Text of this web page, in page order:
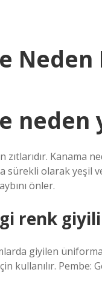
Neden
neden
zıtlarıdır. Kanama
sürekli olarak yeşil
önler.
renk
giyilen
kullanılır. Pembe: